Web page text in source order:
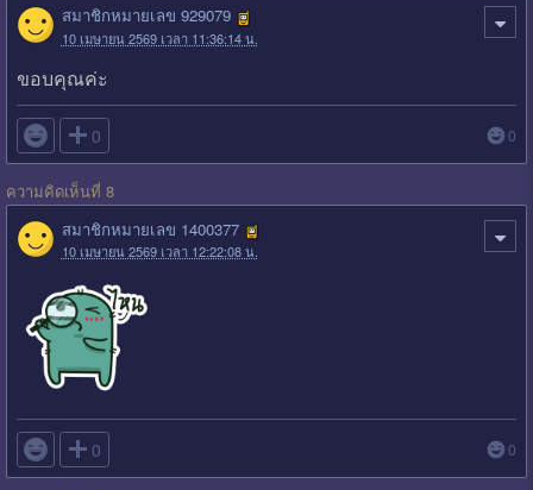
สมาชิกหมายเลข 929079
10 เมษายน 2569 เวลา 11:36:14 น.
ขอบคุณค่ะ
 0 0
ความคิดเห็นที่ 8
สมาชิกหมายเลข 1400377
10 เมษายน 2569 เวลา 12:22:08 น.
 0 0